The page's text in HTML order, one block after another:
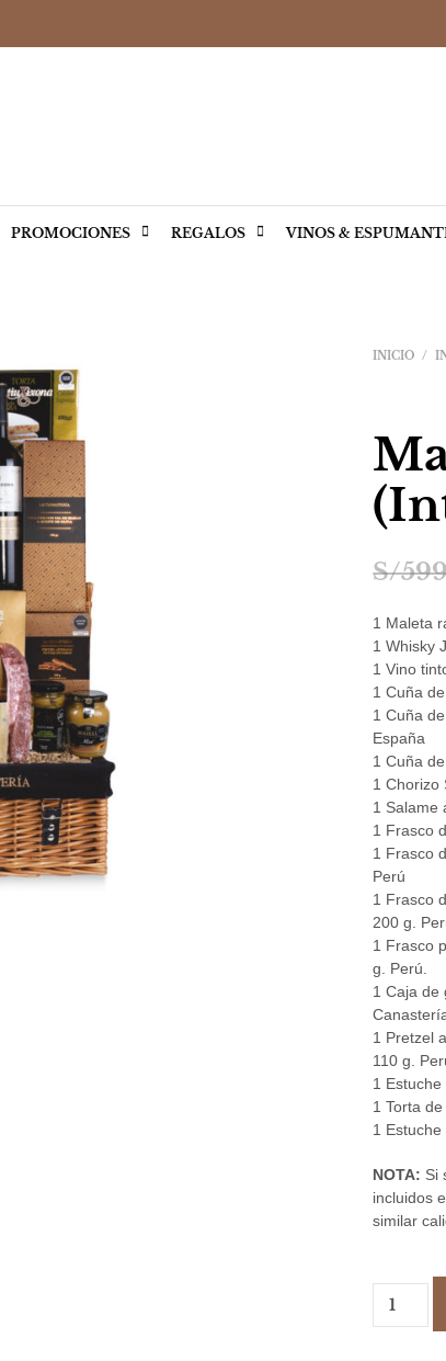
PROMOCIONES REGALOS VINOS &
INICIO /
S/
1 Maleta
1 Whisky
1 Vino
1 Cuña
1 Cuña
España
1 Cuña
1 Chorizo
1 Salame
1 Frasco
1 Frasco
Perú
1 Frasco
200 g.
1 Frasco
g. Perú.
1 Caja de
1 Pretzel
110 g.
1
1 Torta
1
NOTA: Si
incluidos
similar